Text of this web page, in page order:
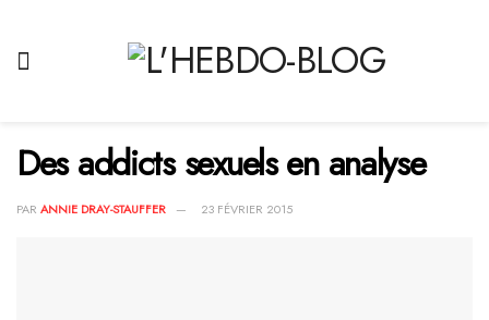
Des addicts sexuels en analyse
PAR ANNIE DRAY-STAUFFER 23 FÉVRIER 2015